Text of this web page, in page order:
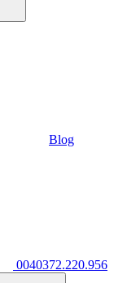
Blog
0040372.220.956